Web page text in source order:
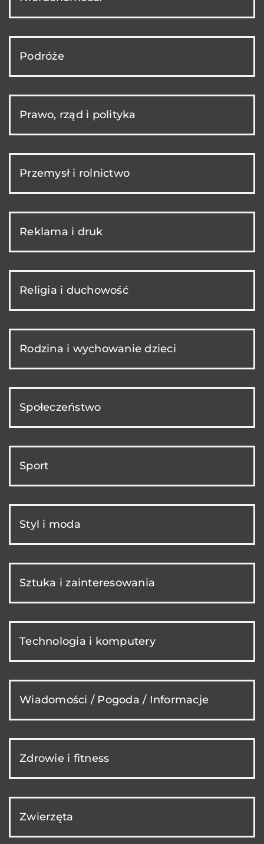
Podróże
Prawo, rząd i polityka
Przemysł i rolnictwo
Reklama i druk
Religia i duchowość
Rodzina i wychowanie dzieci
Społeczeństwo
Sport
Styl i moda
Sztuka i zainteresowania
Technologia i komputery
Wiadomości / Pogoda / Informacje
Zdrowie i fitness
Zwierzęta